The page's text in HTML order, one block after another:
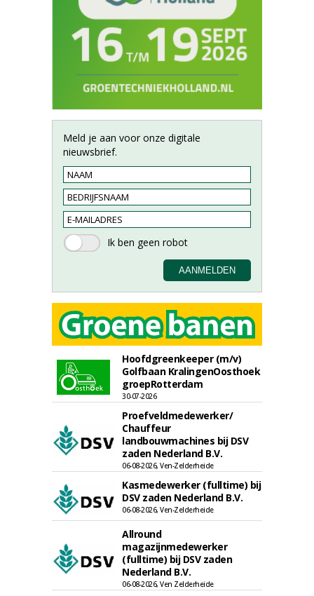
Meld je aan voor onze digitale
nieuwsbrief.
Hoofdgreenkeeper (m/v)
Golfbaan KralingenOosthoek
groepRotterdam
30-07-2026
Proefveldmedewerker/
Chauffeur
landbouwmachines bij DSV
zaden Nederland B.V.
06-08-2026, Ven-Zelderheide
Kasmedewerker (fulltime) bij
DSV zaden Nederland B.V.
06-08-2026, Ven-Zelderheide
Allround
magazijnmedewerker
(fulltime) bij DSV zaden
Nederland B.V.
06-08-2026, Ven Zelderheide